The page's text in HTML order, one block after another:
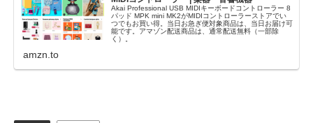
Akai Professional USB MIDIキーボードコントローラー 8
パッド MPK mini MK2がMIDIコントローラーストアでい
つでもお買い得。当日お急ぎ便対象商品は、当日お届け可
能です。アマゾン配送商品は、通常配送無料（一部除
く）。
amzn.to